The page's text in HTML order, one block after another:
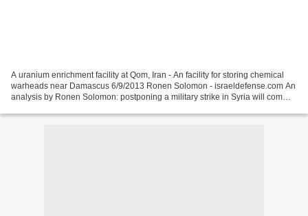
A uranium enrichment facility at Qom, Iran - An facility for storing chemical
warheads near Damascus 6/9/2013 Ronen Solomon - israeldefense.com An
analysis by Ronen Solomon: postponing a military strike in Syria will commit